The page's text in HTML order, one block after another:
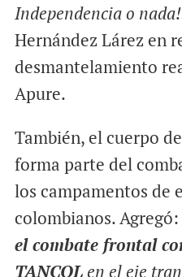
Independencia o
Hernández Lárez en
desmantelamiento
Apure.
También, el cuerpo
forma parte del
los campamentos de
colombianos. Agregó:
el combate frontal
TANCOLen el eje